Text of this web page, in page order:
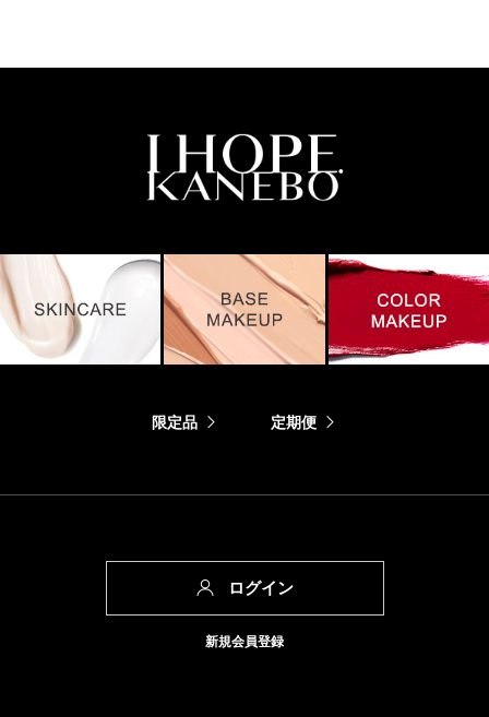
限定品 定期便
ログイン
新規会員登録